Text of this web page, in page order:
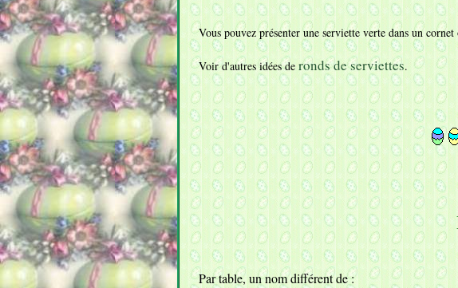
Vous pouvez présenter une serviette verte dans un
Voir d'autres idées de ronds de serviettes.
Par table, un nom différent de :